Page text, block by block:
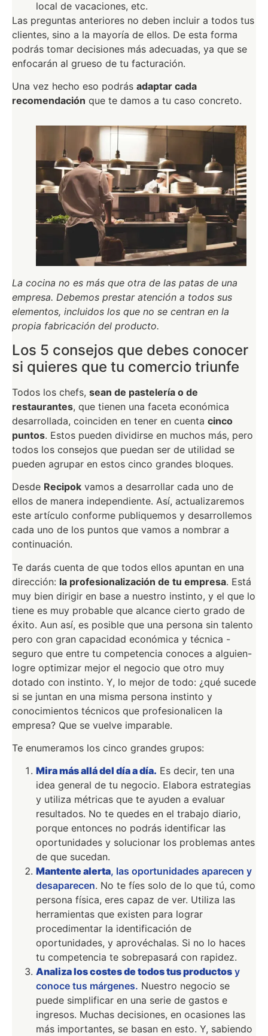
local de vacaciones, etc.
Las preguntas anteriores no deben incluir a todos tus
clientes, sino a la mayoría de ellos. De esta forma
podrás tomar decisiones más adecuadas, ya que se
enfocarán al grueso de tu facturación.
Una vez hecho eso podrás adaptar cada
recomendación que te damos a tu caso concreto.
La cocina no es más que otra de las patas de una
empresa. Debemos prestar atención a todos sus
elementos, incluidos los que no se centran en la
propia fabricación del producto.
Los 5 consejos que debes conocer
si quieres que tu comercio triunfe
Todos los chefs, sean de pastelería o de
restaurantes, que tienen una faceta económica
desarrollada, coinciden en tener en cuenta cinco
puntos. Estos pueden dividirse en muchos más, pero
todos los consejos que puedan ser de utilidad se
pueden agrupar en estos cinco grandes bloques.
Desde Recipok vamos a desarrollar cada uno de
ellos de manera independiente. Así, actualizaremos
este artículo conforme publiquemos y desarrollemos
cada uno de los puntos que vamos a nombrar a
continuación.
Te darás cuenta de que todos ellos apuntan en una
dirección: la profesionalización de tu empresa. Está
muy bien dirigir en base a nuestro instinto, y el que lo
tiene es muy probable que alcance cierto grado de
éxito. Aun así, es posible que una persona sin talento
pero con gran capacidad económica y técnica -
seguro que entre tu competencia conoces a alguien-
logre optimizar mejor el negocio que otro muy
dotado con instinto. Y, lo mejor de todo: ¿qué sucede
si se juntan en una misma persona instinto y
conocimientos técnicos que profesionalicen la
empresa? Que se vuelve imparable.
Te enumeramos los cinco grandes grupos:
Mira más allá del día a día. Es decir, ten una
idea general de tu negocio. Elabora estrategias
y utiliza métricas que te ayuden a evaluar
resultados. No te quedes en el trabajo diario,
porque entonces no podrás identificar las
oportunidades y solucionar los problemas antes
de que sucedan.
Mantente alerta, las oportunidades aparecen y
desaparecen. No te fíes solo de lo que tú, como
persona física, eres capaz de ver. Utiliza las
herramientas que existen para lograr
procedimentar la identificación de
oportunidades, y aprovéchalas. Si no lo haces
tu competencia te sobrepasará con rapidez.
Analiza los costes de todos tus productos y
conoce tus márgenes. Nuestro negocio se
puede simplificar en una serie de gastos e
ingresos. Muchas decisiones, en ocasiones las
más importantes, se basan en esto. Y, sabiendo